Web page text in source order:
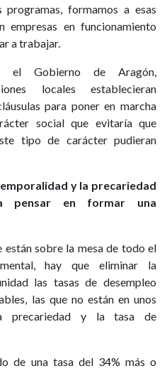
formamos a esas
empresas en funcionamiento
a trabajar.
el Gobierno de Aragón,
locales establecieran
para poner en marcha
social que evitaría que
tipo de carácter pudieran
y la precariedad
pensar en formar una
están sobre la mesa de todo el
hay que eliminar la
las tasas de desempleo
las que no están en unos
precariedad y la tasa de
de una tasa del 34% más o